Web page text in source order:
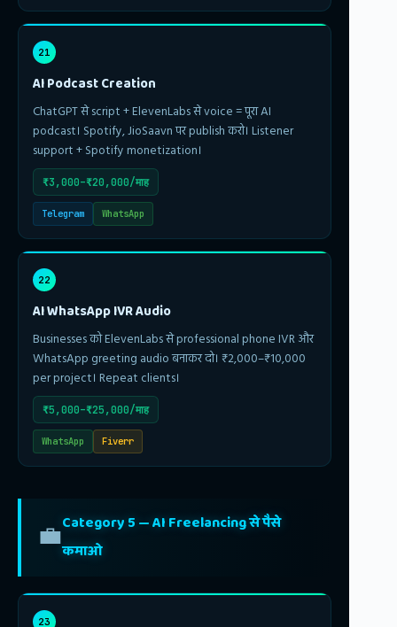
21
AI Podcast Creation
ChatGPT से script + ElevenLabs से voice = पूरा AI
podcast। Spotify, JioSaavn पर publish करो। Listener
support + Spotify monetization।
₹3,000–₹20,000/माह
Telegram WhatsApp
22
AI WhatsApp IVR Audio
Businesses को ElevenLabs से professional phone IVR और
WhatsApp greeting audio बनाकर दो। ₹2,000–₹10,000
per project। Repeat clients।
₹5,000–₹25,000/माह
WhatsApp Fiverr
💼Category 5 — AI Freelancing से पैसे
कमाओ
23